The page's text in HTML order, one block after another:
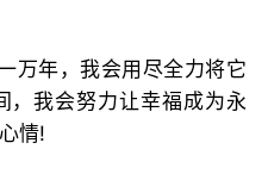
万年，我会用尽全力将它
，我会努力让幸福成为永
情!